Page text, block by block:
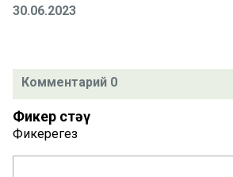
30.06.2023
Комментарий 0
Фикер өстәү
Фикерегез